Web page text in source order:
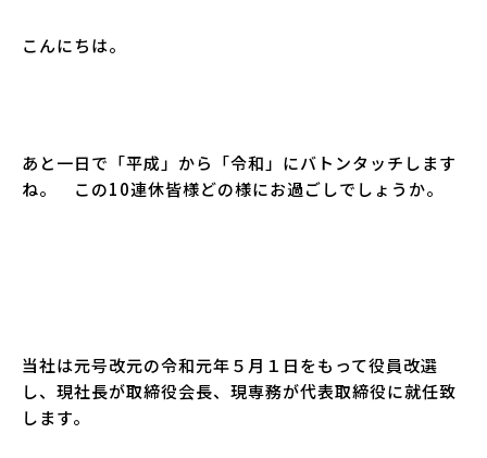
こんにちは。
あと一日で「平成」から「令和」にバトンタッチします
ね。 この10連休皆様どの様にお過ごしでしょうか。
当社は元号改元の令和元年５月１日をもって役員改選
し、現社長が取締役会長、現専務が代表取締役に就任致
します。